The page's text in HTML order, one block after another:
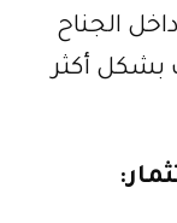
الجناح
بشكل أكثر